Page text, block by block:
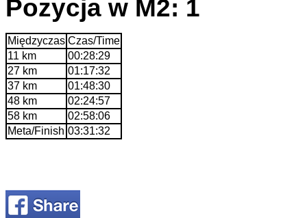
Pozycja w M2: 1
Międzyczas Czas/Time
11 km
00:28:29
27 km
01:17:32
37 km
01:48:30
48 km
02:24:57
58 km
02:58:06
Meta/Finish 03:31:32